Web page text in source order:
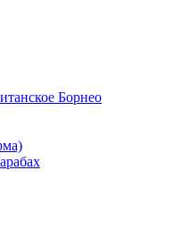
Борнео